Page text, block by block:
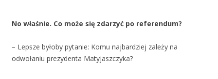
No właśnie. Co może się zdarzyć po referendum?
– Lepsze byłoby pytanie: Komu najbardziej zależy na
odwołaniu prezydenta Matyjaszczyka?